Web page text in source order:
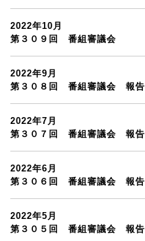
2022年10月
第３０９回 番組審議会
2022年9月
第３０８回 番組審議会 報告
2022年7月
第３０７回 番組審議会 報告
2022年6月
第３０６回 番組審議会 報告
2022年5月
第３０５回 番組審議会 報告